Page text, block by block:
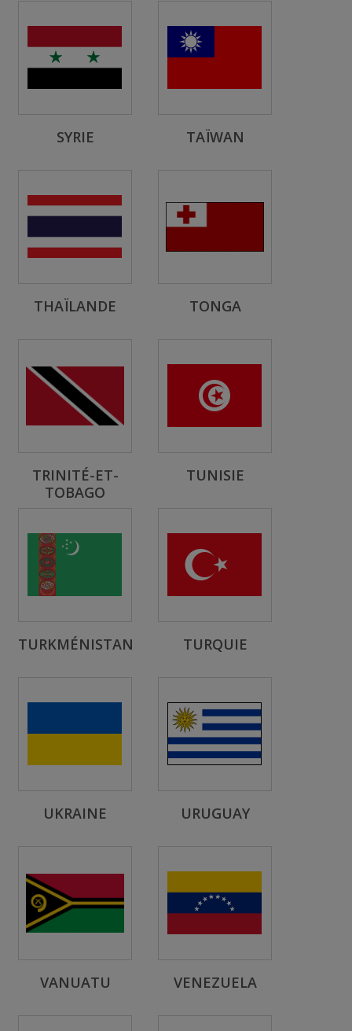
SYRIE TAÏWAN
THAÏLANDE TONGA
TRINITÉ-ET-
TOBAGO
TUNISIE
TURKMÉNISTAN TURQUIE
UKRAINE URUGUAY
VANUATU VENEZUELA